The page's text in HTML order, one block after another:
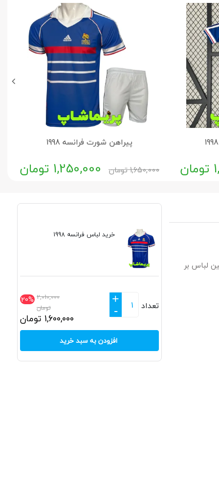
تومان
پیراهن شورت فرانسه 1998
1,650,000تومان 1,250,000 تومان
لباس بر
خرید لباس فرانسه 1998
20% 2,010,000
تومان
1,600,000 تومان
تعداد
+
-
افزودن به سبد خرید